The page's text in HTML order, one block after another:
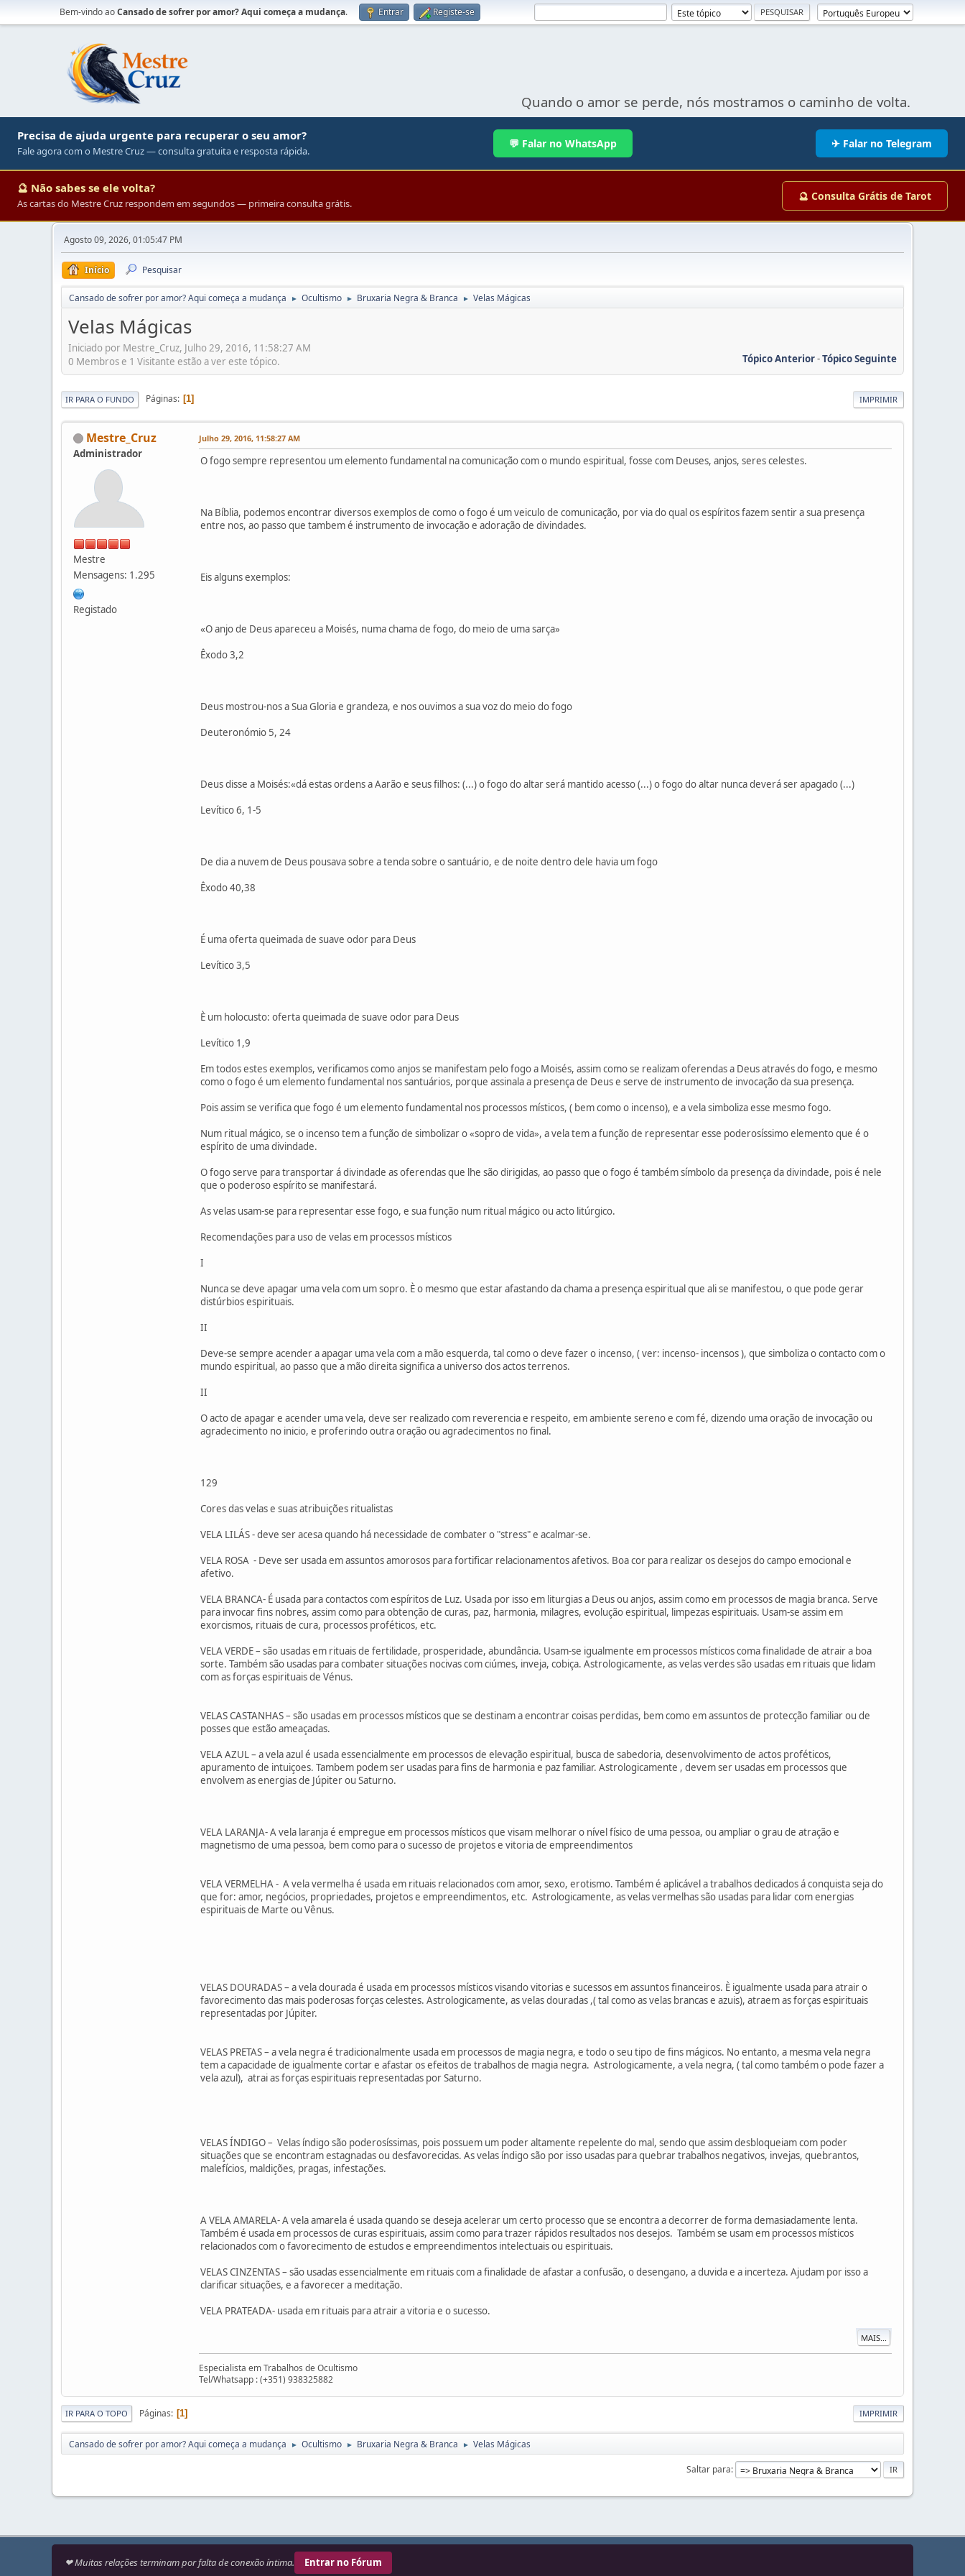
Bem-vindo aoCansado de sofrer por amor? Aqui começa a mudança. Entrar Registe-se
Quando o amor se perde, nós mostramos o caminho de volta.
Precisa de ajuda urgente para recuperar o seu amor?
Fale agora com o Mestre Cruz — consulta gratuita e resposta rápida.
💬 Falar no WhatsApp ✈ Falar no Telegram
🔮 Não sabes se ele volta?
As cartas do Mestre Cruz respondem em segundos — primeira consulta grátis.
🔮 Consulta Grátis de Tarot
Agosto 09, 2026, 01:05:47 PM
Início Pesquisar
Cansado de sofrer por amor? Aqui começa a mudança ► Ocultismo ► Bruxaria Negra & Branca ► Velas Mágicas
Velas Mágicas
Iniciado por Mestre_Cruz, Julho 29, 2016, 11:58:27 AM
Tópico Anterior-Tópico Seguinte
0 Membros e 1 Visitante estão a ver este tópico.
IMPRIMIR
IR PARA O FUNDO Páginas 1
Mestre_Cruz
Administrador
Mestre
Mensagens: 1.295
Registado
Julho 29, 2016, 11:58:27 AM
O fogo sempre representou um elemento fundamental na comunicação com o mundo espiritual, fosse com Deuses, anjos, seres celestes.
Na Bíblia, podemos encontrar diversos exemplos de como o fogo é um veiculo de comunicação, por via do qual os espíritos fazem sentir a sua presença
entre nos, ao passo que tambem é instrumento de invocação e adoração de divindades.
Eis alguns exemplos:
«O anjo de Deus apareceu a Moisés, numa chama de fogo, do meio de uma sarça»
Êxodo 3,2
Deus mostrou-nos a Sua Gloria e grandeza, e nos ouvimos a sua voz do meio do fogo
Deuteronómio 5, 24
Deus disse a Moisés:«dá estas ordens a Aarão e seus filhos: (...) o fogo do altar será mantido acesso (...) o fogo do altar nunca deverá ser apagado (...)
Levítico 6, 1-5
De dia a nuvem de Deus pousava sobre a tenda sobre o santuário, e de noite dentro dele havia um fogo
Êxodo 40,38
É uma oferta queimada de suave odor para Deus
Levítico 3,5
È um holocusto: oferta queimada de suave odor para Deus
Levítico 1,9
Em todos estes exemplos, verificamos como anjos se manifestam pelo fogo a Moisés, assim como se realizam oferendas a Deus através do fogo, e mesmo
como o fogo é um elemento fundamental nos santuários, porque assinala a presença de Deus e serve de instrumento de invocação da sua presença.
Pois assim se verifica que fogo é um elemento fundamental nos processos místicos, ( bem como o incenso), e a vela simboliza esse mesmo fogo.
Num ritual mágico, se o incenso tem a função de simbolizar o «sopro de vida», a vela tem a função de representar esse poderosíssimo elemento que é o
espírito de uma divindade.
O fogo serve para transportar á divindade as oferendas que lhe são dirigidas, ao passo que o fogo é também símbolo da presença da divindade, pois é nele
que o poderoso espírito se manifestará.
As velas usam-se para representar esse fogo, e sua função num ritual mágico ou acto litúrgico.
Recomendações para uso de velas em processos místicos
I
Nunca se deve apagar uma vela com um sopro. È o mesmo que estar afastando da chama a presença espiritual que ali se manifestou, o que pode gerar
distúrbios espirituais.
II
Deve-se sempre acender a apagar uma vela com a mão esquerda, tal como o deve fazer o incenso, ( ver: incenso- incensos ), que simboliza o contacto com o
mundo espiritual, ao passo que a mão direita significa a universo dos actos terrenos.
II
O acto de apagar e acender uma vela, deve ser realizado com reverencia e respeito, em ambiente sereno e com fé, dizendo uma oração de invocação ou
agradecimento no inicio, e proferindo outra oração ou agradecimentos no final.
129
Cores das velas e suas atribuições ritualistas
VELA LILÁS - deve ser acesa quando há necessidade de combater o "stress" e acalmar-se.
VELA ROSA - Deve ser usada em assuntos amorosos para fortificar relacionamentos afetivos. Boa cor para realizar os desejos do campo emocional e
afetivo.
VELA BRANCA- É usada para contactos com espíritos de Luz. Usada por isso em liturgias a Deus ou anjos, assim como em processos de magia branca. Serve
para invocar fins nobres, assim como para obtenção de curas, paz, harmonia, milagres, evolução espiritual, limpezas espirituais. Usam-se assim em
exorcismos, rituais de cura, processos proféticos, etc.
VELA VERDE – são usadas em rituais de fertilidade, prosperidade, abundância. Usam-se igualmente em processos místicos coma finalidade de atrair a boa
sorte. Também são usadas para combater situações nocivas com ciúmes, inveja, cobiça. Astrologicamente, as velas verdes são usadas em rituais que lidam
com as forças espirituais de Vénus.
VELAS CASTANHAS – são usadas em processos místicos que se destinam a encontrar coisas perdidas, bem como em assuntos de protecção familiar ou de
posses que estão ameaçadas.
VELA AZUL – a vela azul é usada essencialmente em processos de elevação espiritual, busca de sabedoria, desenvolvimento de actos proféticos,
apuramento de intuiçoes. Tambem podem ser usadas para fins de harmonia e paz familiar. Astrologicamente , devem ser usadas em processos que
envolvem as energias de Júpiter ou Saturno.
VELA LARANJA- A vela laranja é empregue em processos místicos que visam melhorar o nível físico de uma pessoa, ou ampliar o grau de atração e
magnetismo de uma pessoa, bem como para o sucesso de projetos e vitoria de empreendimentos
VELA VERMELHA - A vela vermelha é usada em rituais relacionados com amor, sexo, erotismo. Também é aplicável a trabalhos dedicados á conquista seja do
que for: amor, negócios, propriedades, projetos e empreendimentos, etc. Astrologicamente, as velas vermelhas são usadas para lidar com energias
espirituais de Marte ou Vênus.
VELAS DOURADAS – a vela dourada é usada em processos místicos visando vitorias e sucessos em assuntos financeiros. È igualmente usada para atrair o
favorecimento das mais poderosas forças celestes. Astrologicamente, as velas douradas ,( tal como as velas brancas e azuis), atraem as forças espirituais
representadas por Júpiter.
VELAS PRETAS – a vela negra é tradicionalmente usada em processos de magia negra, e todo o seu tipo de fins mágicos. No entanto, a mesma vela negra
tem a capacidade de igualmente cortar e afastar os efeitos de trabalhos de magia negra. Astrologicamente, a vela negra, ( tal como também o pode fazer a
vela azul), atrai as forças espirituais representadas por Saturno.
VELAS ÍNDIGO – Velas índigo são poderosíssimas, pois possuem um poder altamente repelente do mal, sendo que assim desbloqueiam com poder
situações que se encontram estagnadas ou desfavorecidas. As velas índigo são por isso usadas para quebrar trabalhos negativos, invejas, quebrantos,
malefícios, maldições, pragas, infestações.
A VELA AMARELA- A vela amarela é usada quando se deseja acelerar um certo processo que se encontra a decorrer de forma demasiadamente lenta.
Também é usada em processos de curas espirituais, assim como para trazer rápidos resultados nos desejos. Também se usam em processos místicos
relacionados com o favorecimento de estudos e empreendimentos intelectuais ou espirituais.
VELAS CINZENTAS – são usadas essencialmente em rituais com a finalidade de afastar a confusão, o desengano, a duvida e a incerteza. Ajudam por isso a
clarificar situações, e a favorecer a meditação.
VELA PRATEADA- usada em rituais para atrair a vitoria e o sucesso.
MAIS...
Especialista em Trabalhos de Ocultismo
Tel/Whatsapp : (+351) 938325882
IMPRIMIR
IR PARA O TOPO Páginas 1
Cansado de sofrer por amor? Aqui começa a mudança ► Ocultismo ► Bruxaria Negra & Branca ► Velas Mágicas
Saltar para
❤ Muitas relações terminam por falta de conexão íntima. Entrar no Fórum